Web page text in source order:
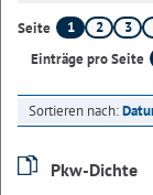
Seite 1 2 3
Einträge pro Seite
Sortieren nach:
Pkw-Dichte